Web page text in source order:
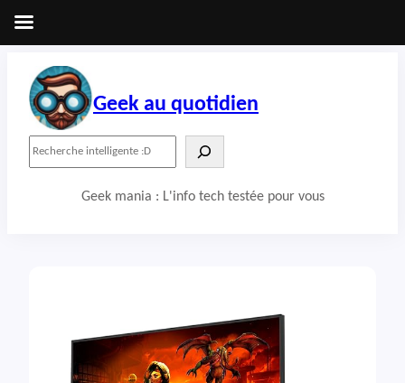
contenu
Geek au quotidien
Geek mania : L'info tech testée pour vous